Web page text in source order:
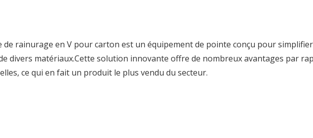
de rainurage en V pour carton est un équipement de pointe conçu pour
divers matériaux.Cette solution innovante offre de nombreux avantages par
ce qui en fait un produit le plus vendu du secteur.